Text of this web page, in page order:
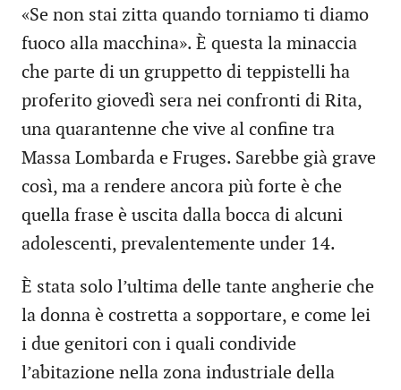
«Se non stai zitta quando torniamo ti diamo
fuoco alla macchina». È questa la minaccia
che parte di un gruppetto di teppistelli ha
proferito giovedì sera nei confronti di Rita,
una quarantenne che vive al confine tra
Massa Lombarda e Fruges. Sarebbe già grave
così, ma a rendere ancora più forte è che
quella frase è uscita dalla bocca di alcuni
adolescenti, prevalentemente under 14.
È stata solo l’ultima delle tante angherie che
la donna è costretta a sopportare, e come lei
i due genitori con i quali condivide
l’abitazione nella zona industriale della